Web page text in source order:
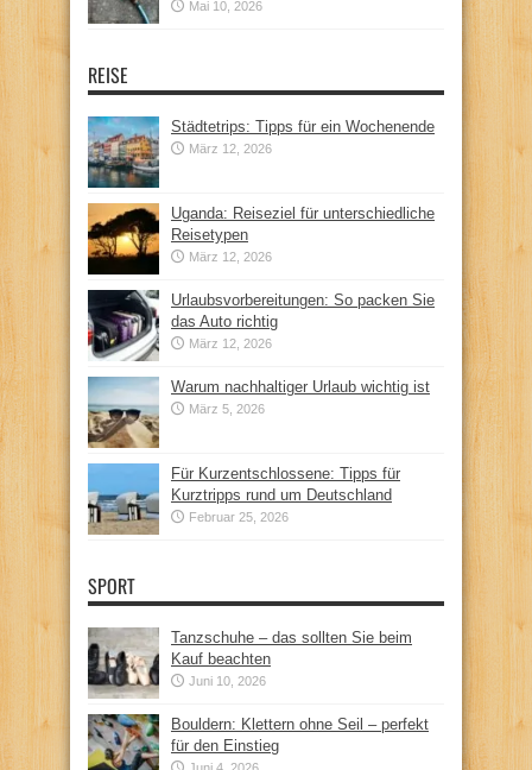
Mai 10, 2026
REISE
Städtetrips: Tipps für ein Wochenende
März 12, 2026
Uganda: Reiseziel für unterschiedliche
Reisetypen
März 12, 2026
Urlaubsvorbereitungen: So packen Sie
das Auto richtig
März 12, 2026
Warum nachhaltiger Urlaub wichtig ist
März 5, 2026
Für Kurzentschlossene: Tipps für
Kurztripps rund um Deutschland
Februar 25, 2026
SPORT
Tanzschuhe – das sollten Sie beim
Kauf beachten
Juni 10, 2026
Bouldern: Klettern ohne Seil – perfekt
für den Einstieg
Juni 4, 2026